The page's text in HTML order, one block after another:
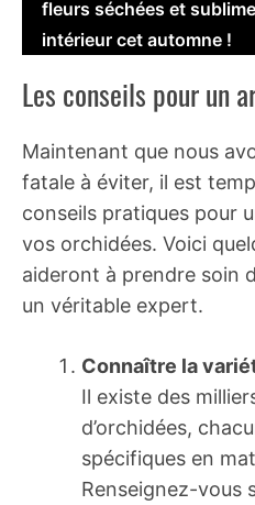
fleurs séchées et
intérieur cet automne !
Les conseils pour un
Maintenant que nous
fatale à éviter, il est
conseils pratiques pour
vos orchidées. Voici
aideront à prendre soin
un véritable expert.
Connaître la
Il existe des
d’orchidées,
spécifiques en
Renseignez-vous